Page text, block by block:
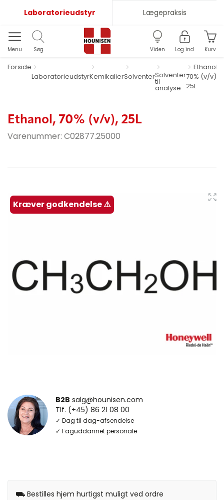
Laboratorieudstyr Lægepraksis
Menu Søg Viden Log ind Kurv
Forside
LaboratorieudstyrKemikalierSolventerSolventer
til
analyse
Ethanol,
70% (v/v),
25L
Ethanol, 70% (v/v), 25L
Varenummer: C02877.25000
Kræver godkendelse ⚠️
B2B salg@hounisen.com
Tlf. (+45) 86 21 08 00
✓ Dag til dag-afsendelse
✓ Faguddannet personale
⛟ Bestilles hjem hurtigst muligt ved ordre